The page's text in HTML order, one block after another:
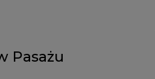
Pasażu